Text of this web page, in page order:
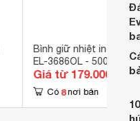
Bình giữ nhiệt inox 304
EL-3686OL - 500ml
Giá từ 179.000 đ
Có 8 nơi bán